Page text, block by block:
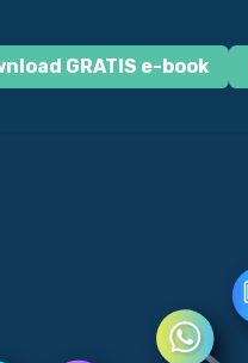
GRATIS e-book